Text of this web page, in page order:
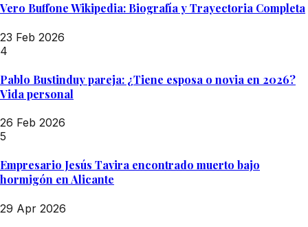
Vero Buffone Wikipedia: Biografía y Trayectoria Completa
23 Feb 2026
4
Pablo Bustinduy pareja: ¿Tiene esposa o novia en 2026?
Vida personal
26 Feb 2026
5
Empresario Jesús Tavira encontrado muerto bajo
hormigón en Alicante
29 Apr 2026